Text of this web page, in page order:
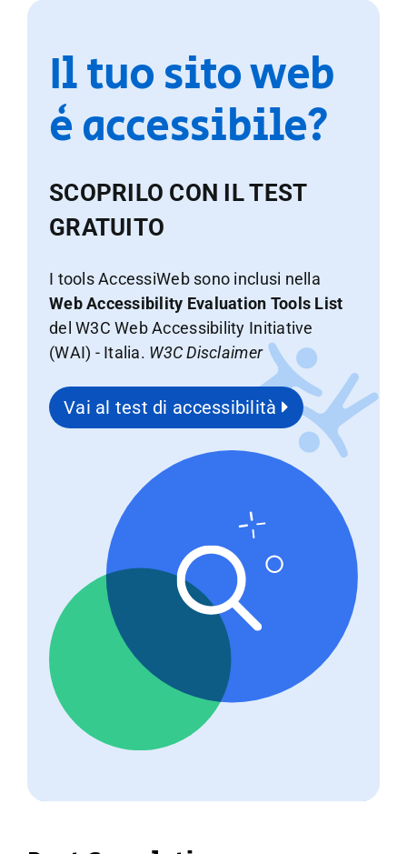
Il tuo sito web
è accessibile?
SCOPRILO CON IL TEST
GRATUITO
I tools AccessiWeb sono inclusi nella
Web Accessibility Evaluation Tools List
del W3C Web Accessibility Initiative
(WAI) - Italia. W3C Disclaimer
Vai al test di accessibilità